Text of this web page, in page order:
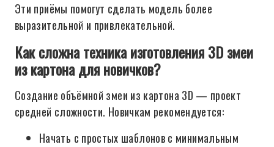
Эти приёмы помогут сделать модель более
выразительной и привлекательной.
Как сложна техника изготовления 3D змеи
из картона для новичков?
Создание объёмной змеи из картона 3D — проект
средней сложности. Новичкам рекомендуется:
Начать с простых шаблонов с минимальным